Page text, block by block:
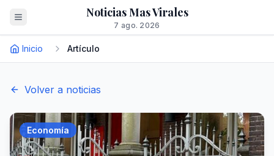
Noticias Mas Virales
7 ago. 2026
Inicio Artículo
Volver a noticias
Economía